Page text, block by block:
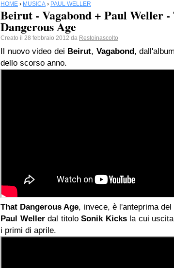
HOME › MUSICA › PAUL WELLER
Beirut - Vagabond + Paul Weller
Dangerous Age
Creato il 28 febbraio 2012 da Restoinascolto
Il nuovo video dei Beirut, Vagabond, dall'album
dello scorso anno.
That Dangerous Age, invece, è l'anteprima
Paul Wellerdal titoloSonik Kicksla cui
i primi di aprile.